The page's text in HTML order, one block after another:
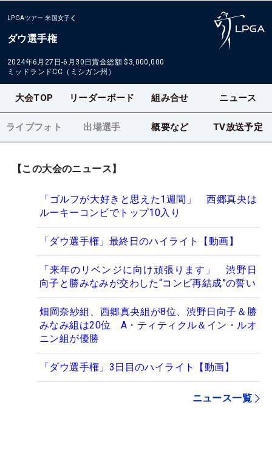
LPGAツアー 米国女子
ダウ選手権
2024年6月27日-6月30日賞金総額 $3,000,000
ミッドランドCC（ミシガン州）
大会TOP リーダーボード 組み合せ ニュース
ライブフォト 出場選手 概要など TV放送予定
【この大会のニュース】
「ゴルフが大好きと思えた1週間」 西郷真央は
ルーキーコンビでトップ10入り
「ダウ選手権」最終日のハイライト【動画】
「来年のリベンジに向け頑張ります」 渋野日
向子と勝みなみが交わした“コンビ再結成”の誓い
畑岡奈紗組、西郷真央組が8位、渋野日向子＆勝
みなみ組は20位 A・ティティクル＆イン・ルオ
ニン組が優勝
「ダウ選手権」3日目のハイライト【動画】
ニュース一覧